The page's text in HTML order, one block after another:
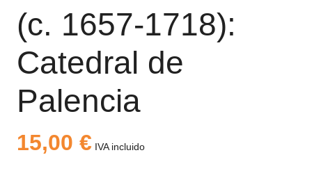
(c. 1657-1718):
Catedral de
Palencia
15,00 € IVA incluido